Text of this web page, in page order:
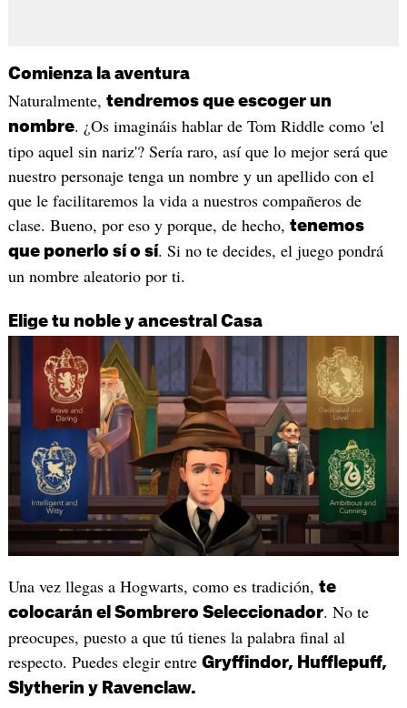
Comienza la aventura
Naturalmente, tendremos que escoger un
nombre. ¿Os imagináis hablar de Tom Riddle como 'el
tipo aquel sin nariz'? Sería raro, así que lo mejor será que
nuestro personaje tenga un nombre y un apellido con el
que le facilitaremos la vida a nuestros compañeros de
clase. Bueno, por eso y porque, de hecho, tenemos
que ponerlo sí o sí. Si no te decides, el juego pondrá
un nombre aleatorio por ti.
Elige tu noble y ancestral Casa
Una vez llegas a Hogwarts, como es tradición, te
colocarán el Sombrero Seleccionador. No te
preocupes, puesto a que tú tienes la palabra final al
respecto. Puedes elegir entre Gryffindor, Hufflepuff,
Slytherin y Ravenclaw.